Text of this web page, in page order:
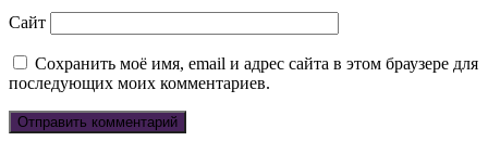
Сайт
Сохранить моё имя, email и адрес сайта в этом браузере для
последующих моих комментариев.